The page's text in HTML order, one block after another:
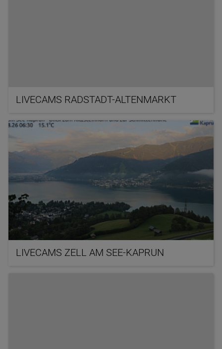
LIVECAMS RADSTADT-ALTENMARKT
LIVECAMS ZELL AM SEE-KAPRUN